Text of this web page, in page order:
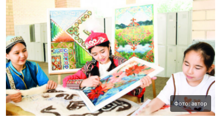
Фото: автор